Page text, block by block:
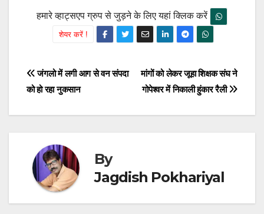
हमारे व्हाट्सएप ग्रुप से जुड़ने के लिए यहां क्लिक करें
शेयर करें !
Post
navigation
मांगों को लेकर जूहा शिक्षक संघ ने
गोपेश्वर में निकाली हुंकार रैली
जंगलो में लगी आग से वन संपदा
को हो रहा नुकसान
By
Jagdish Pokhariyal